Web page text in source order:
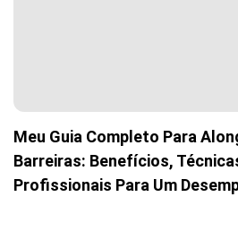
Meu Guia Completo Para
Barreiras: Benefícios,
Profissionais Para Um